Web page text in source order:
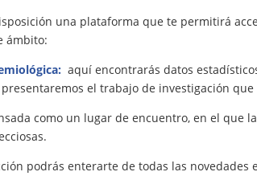
una plataforma que te permitirá
ámbito:
aquí encontrarás datos
el trabajo de investigación
como un lugar de encuentro, en el que
podrás enterarte de todas las